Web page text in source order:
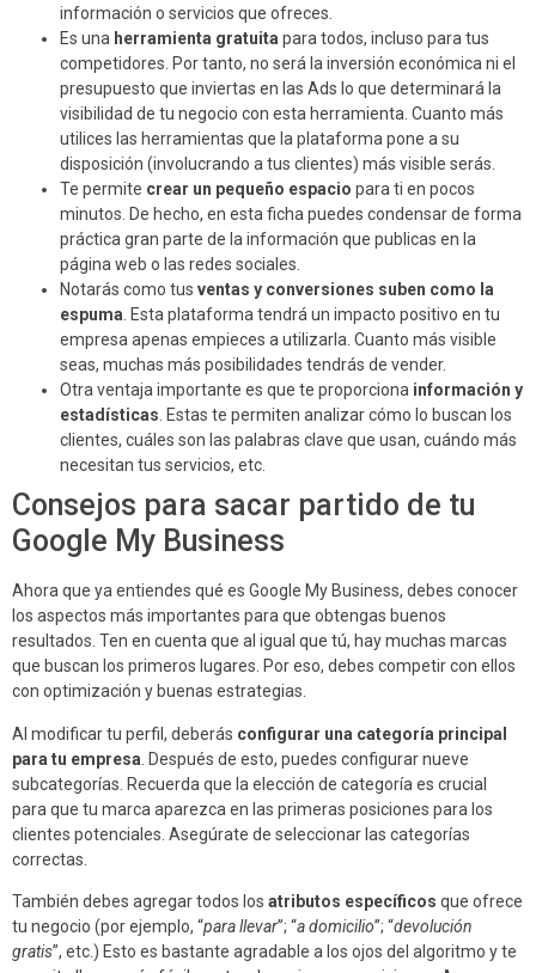
información o servicios que ofreces.
Es una herramienta gratuita para todos, incluso para tus
competidores. Por tanto, no será la inversión económica ni el
presupuesto que inviertas en las Ads lo que determinará la
visibilidad de tu negocio con esta herramienta. Cuanto más
utilices las herramientas que la plataforma pone a su
disposición (involucrando a tus clientes) más visible serás.
Te permite crear un pequeño espacio para ti en pocos
minutos. De hecho, en esta ficha puedes condensar de forma
práctica gran parte de la información que publicas en la
página web o las redes sociales.
Notarás como tus ventas y conversiones suben como la
espuma. Esta plataforma tendrá un impacto positivo en tu
empresa apenas empieces a utilizarla. Cuanto más visible
seas, muchas más posibilidades tendrás de vender.
Otra ventaja importante es que te proporciona información y
estadísticas. Estas te permiten analizar cómo lo buscan los
clientes, cuáles son las palabras clave que usan, cuándo más
necesitan tus servicios, etc.
Consejos para sacar partido de tu
Google My Business
Ahora que ya entiendes qué es Google My Business, debes conocer
los aspectos más importantes para que obtengas buenos
resultados. Ten en cuenta que al igual que tú, hay muchas marcas
que buscan los primeros lugares. Por eso, debes competir con ellos
con optimización y buenas estrategias.
Al modificar tu perfil, deberás configurar una categoría principal
para tu empresa . Después de esto, puedes configurar nueve
subcategorías. Recuerda que la elección de categoría es crucial
para que tu marca aparezca en las primeras posiciones para los
clientes potenciales. Asegúrate de seleccionar las categorías
correctas.
También debes agregar todos los atributos específicos que ofrece
tu negocio (por ejemplo, “para llevar”; “a domicilio”; “devolución
gratis”, etc.) Esto es bastante agradable a los ojos del algoritmo y te